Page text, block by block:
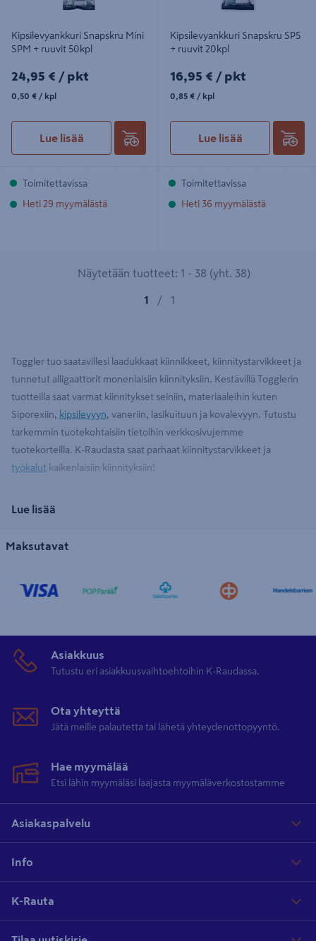
Kipsilevyankkuri Snapskru Mini
SPM + ruuvit 50kpl
24,95€/pkt
24,95 € / pkt
0,50€/kpl
0,50 € / kpl
Lue lisää
Toimitettavissa
Heti 29 myymälästä
Kipsilevyankkuri Snapskru SP5
+ ruuvit 20kpl
16,95€/pkt
16,95 € / pkt
0,85€/kpl
0,85 € / kpl
Lue lisää
Toimitettavissa
Heti 36 myymälästä
Näytetään tuotteet: 1 - 38 (yht. 38)
1 / 1
Toggler tuo saatavillesi laadukkaat kiinnikkeet, kiinnitystarvikkeet ja
tunnetut alligaattorit monenlaisiin kiinnityksiin. Kestävillä Togglerin
tuotteilla saat varmat kiinnitykset seiniin, materiaaleihin kuten
Siporexiin, kipsilevyyn, vaneriin, lasikuituun ja kovalevyyn. Tutustu
tarkemmin tuotekohtaisiin tietoihin verkkosivujemme
tuotekorteilla. K-Raudasta saat parhaat kiinnitystarvikkeet ja
työkalut kaikenlaisiin kiinnityksiin!
Lue lisää
Maksutavat
Asiakkuus
Tutustu eri asiakkuusvaihtoehtoihin K-Raudassa.
Ota yhteyttä
Jätä meille palautetta tai lähetä yhteydenottopyyntö.
Hae myymälää
Etsi lähin myymäläsi laajasta myymäläverkostostamme
Asiakaspalvelu
Info
K-Rauta